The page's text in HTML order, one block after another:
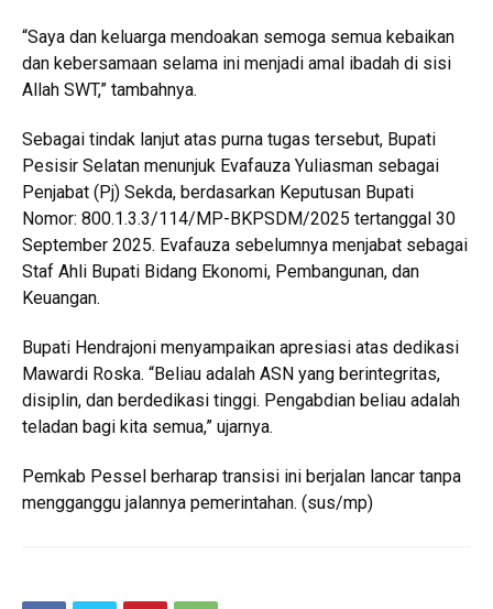
“Saya dan keluarga mendoakan semoga semua kebaikan
dan kebersamaan selama ini menjadi amal ibadah di sisi
Allah SWT,” tambahnya.
Sebagai tindak lanjut atas purna tugas tersebut, Bupati
Pesisir Selatan menunjuk Evafauza Yuliasman sebagai
Penjabat (Pj) Sekda, berdasarkan Keputusan Bupati
Nomor: 800.1.3.3/114/MP-BKPSDM/2025 tertanggal 30
September 2025. Evafauza sebelumnya menjabat sebagai
Staf Ahli Bupati Bidang Ekonomi, Pembangunan, dan
Keuangan.
Bupati Hendrajoni menyampaikan apresiasi atas dedikasi
Mawardi Roska. “Beliau adalah ASN yang berintegritas,
disiplin, dan berdedikasi tinggi. Pengabdian beliau adalah
teladan bagi kita semua,” ujarnya.
Pemkab Pessel berharap transisi ini berjalan lancar tanpa
mengganggu jalannya pemerintahan. (sus/mp)